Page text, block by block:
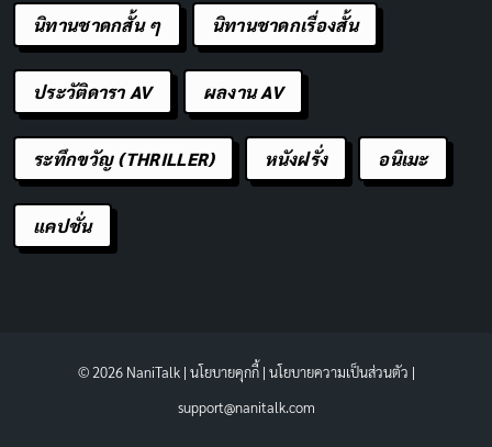
นิทานชาดกสั้น ๆ นิทานชาดกเรื่องสั้น
ประวัติดารา AV ผลงาน AV
ระทึกขวัญ (THRILLER) หนังฝรั่ง อนิเมะ
แคปชั่น
© 2026 NaniTalk | นโยบายคุกกี้| นโยบายความเป็นส่วนตัว |
support@nanitalk.com